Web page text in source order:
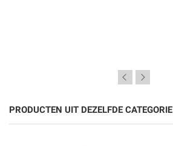
PRODUCTEN UIT DEZELFDE CATEGORIE